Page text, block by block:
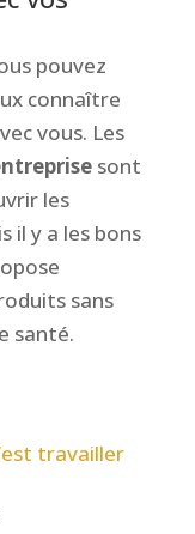
pouvez
connaître
vous. Les
sont
les
il y a les bons
sans
santé.
travailler